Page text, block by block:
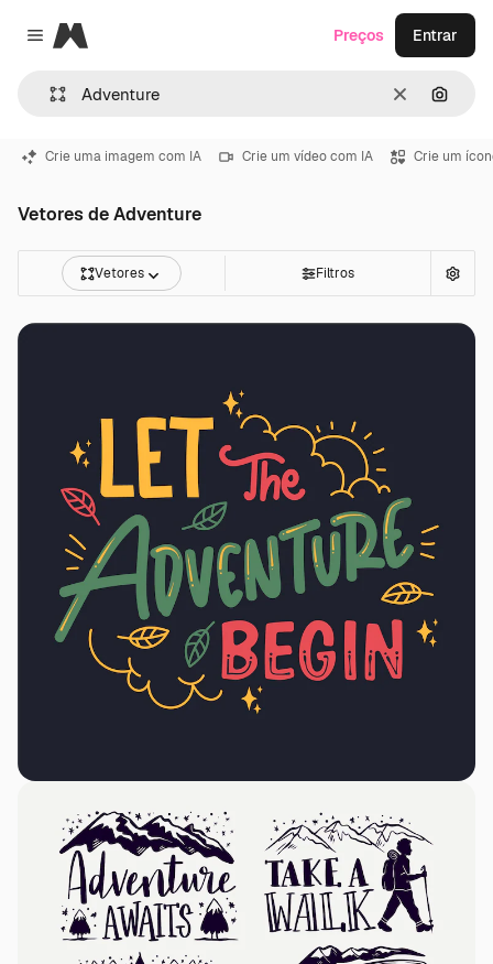
Close menu
Magnific
Limpar
Preços Entrar
Crie uma imagem com IA Crie um vídeo com IA Crie um
Vetores de Adventure
Vetores Filtros